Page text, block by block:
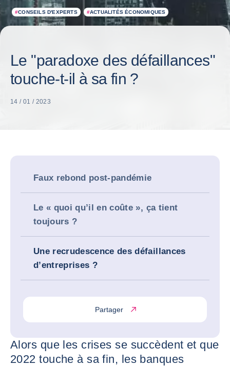
#CONSEILS D'EXPERTS #ACTUALITÉS ÉCONOMIQUES
Le "paradoxe des défaillances"
touche-t-il à sa fin ?
14 / 01 / 2023
Faux rebond post-pandémie
Le « quoi qu’il en coûte », ça tient
toujours ?
Une recrudescence des défaillances
d’entreprises ?
Partager
Alors que les crises se succèdent et que
2022 touche à sa fin, les banques